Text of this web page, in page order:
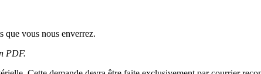
que vous nous enverrez.
PDF.